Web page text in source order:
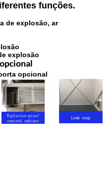
funções.
de explosão, ar
explosão
opcional